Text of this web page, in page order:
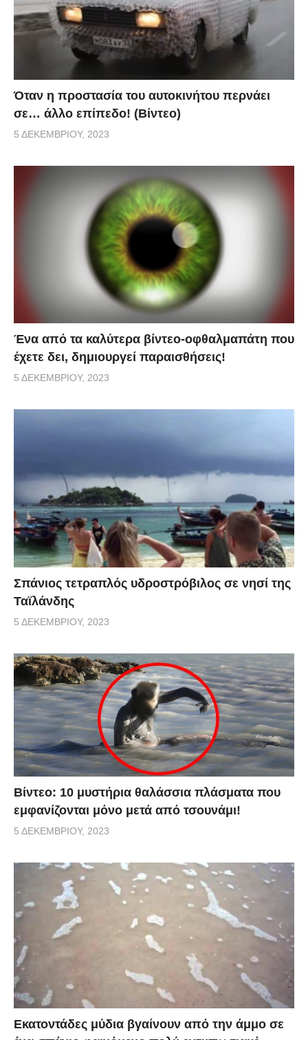
Όταν η προστασία του αυτοκινήτου περνάει
σε… άλλο επίπεδο! (Βίντεο)
5 ΔΕΚΕΜΒΡΊΟΥ, 2023
Ένα από τα καλύτερα βίντεο-οφθαλμαπάτη που
έχετε δει, δημιουργεί παραισθήσεις!
5 ΔΕΚΕΜΒΡΊΟΥ, 2023
Σπάνιος τετραπλός υδροστρόβιλος σε νησί της
Ταϊλάνδης
5 ΔΕΚΕΜΒΡΊΟΥ, 2023
Βίντεο: 10 μυστήρια θαλάσσια πλάσματα που
εμφανίζονται μόνο μετά από τσουνάμι!
5 ΔΕΚΕΜΒΡΊΟΥ, 2023
Εκατοντάδες μύδια βγαίνουν από την άμμο σε